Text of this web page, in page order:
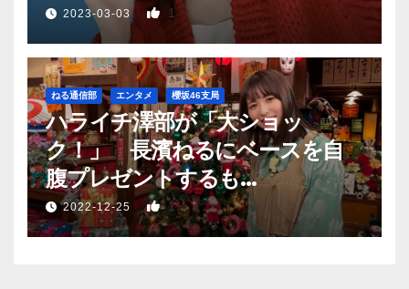
2023-03-03 1
ねる通信部 エンタメ 櫻坂46支局
ハライチ澤部が「大ショッ
ク！」 長濱ねるにベースを自
腹プレゼントするも…
2022-12-25 1